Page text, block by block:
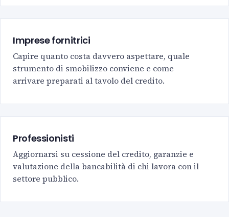
Imprese fornitrici
Capire quanto costa davvero aspettare, quale
strumento di smobilizzo conviene e come
arrivare preparati al tavolo del credito.
Professionisti
Aggiornarsi su cessione del credito, garanzie e
valutazione della bancabilità di chi lavora con il
settore pubblico.